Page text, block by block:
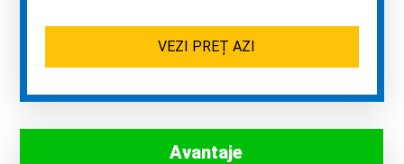
VEZI PREȚ AZI
Avantaje